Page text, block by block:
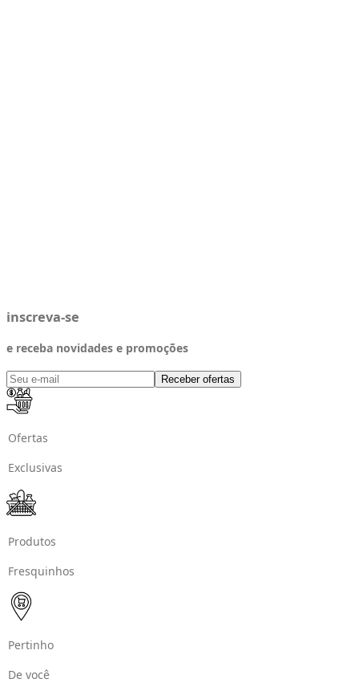
inscreva-se
e receba novidades e promoções
Receber ofertas
Ofertas
Exclusivas
Produtos
Fresquinhos
Pertinho
De você